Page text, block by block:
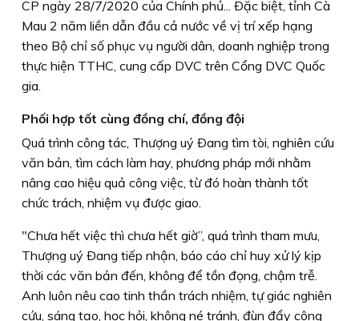
CP ngày 28/7/2020 của Chính phủ... Ðặc biệt, tỉnh Cà
Mau 2 năm liền dẫn đầu cả nước về vị trí xếp hạng
theo Bộ chỉ số phục vụ người dân, doanh nghiệp trong
thực hiện TTHC, cung cấp DVC trên Cổng DVC Quốc
gia.
Phối hợp tốt cùng đồng chí, đồng đội
Quá trình công tác, Thượng uý Ðang tìm tòi, nghiên cứu
văn bản, tìm cách làm hay, phương pháp mới nhằm
nâng cao hiệu quả công việc, từ đó hoàn thành tốt
chức trách, nhiệm vụ được giao.
"Chưa hết việc thì chưa hết giờ”, quá trình tham mưu,
Thượng uý Ðang tiếp nhận, báo cáo chỉ huy xử lý kịp
thời các văn bản đến, không để tồn đọng, chậm trễ.
Anh luôn nêu cao tinh thần trách nhiệm, tự giác nghiên
cứu, sáng tạo, học hỏi, không né tránh, đùn đẩy công